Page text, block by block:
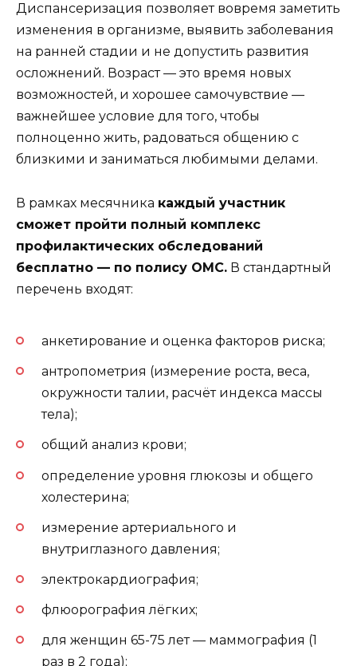
Диспансеризация позволяет вовремя заметить
изменения в организме, выявить заболевания
на ранней стадии и не допустить развития
осложнений. Возраст — это время новых
возможностей, и хорошее самочувствие —
важнейшее условие для того, чтобы
полноценно жить, радоваться общению с
близкими и заниматься любимыми делами.
В рамках месячника каждый участник
сможет пройти полный комплекс
профилактических обследований
бесплатно — по полису ОМС. В стандартный
перечень входят:
анкетирование и оценка факторов риска;
антропометрия (измерение роста, веса,
окружности талии, расчёт индекса массы
тела);
общий анализ крови;
определение уровня глюкозы и общего
холестерина;
измерение артериального и
внутриглазного давления;
электрокардиография;
флюорография лёгких;
для женщин 65-75 лет — маммография (1
раз в 2 года);